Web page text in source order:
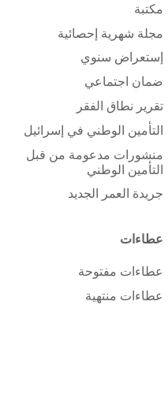
مكتبة
مجلة شهرية إحصائية
إستعراض سنوي
ضمان اجتماعي
تقرير نطاق الفقر
التأمين الوطني في إسرائيل
منشورات مدعومة من قبل
التأمين الوطني
جريدة العمر الجديد
عطاءات
عطاءات مفتوحة
عطاءات منتهية